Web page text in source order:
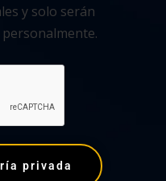
y solo serán
privada